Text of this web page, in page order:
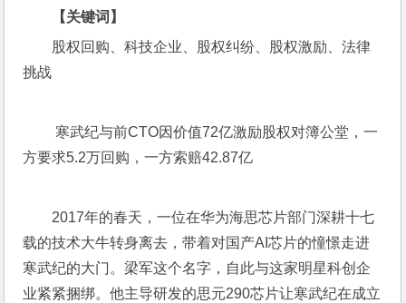
【关键词】
股权回购、科技企业、股权纠纷、股权激励、法律
挑战
寒武纪与前CTO因价值72亿激励股权对簿公堂，一
方要求5.2万回购，一方索赔42.87亿
2017年的春天，一位在华为海思芯片部门深耕十七
载的技术大牛转身离去，带着对国产AI芯片的憧憬走进
寒武纪的大门。梁军这个名字，自此与这家明星科创企
业紧紧捆绑。他主导研发的思元290芯片让寒武纪在成立